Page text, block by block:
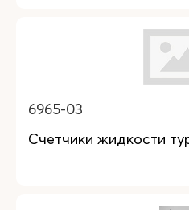
6965-03
Счетчики жидкости